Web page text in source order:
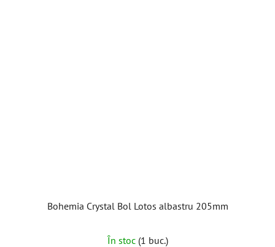
Bohemia Crystal Bol Lotos albastru 205mm
În stoc (1 buc.)